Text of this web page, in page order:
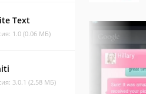
Text
1.0 (0.06 МБ)
3.0.1 (2.58 МБ)